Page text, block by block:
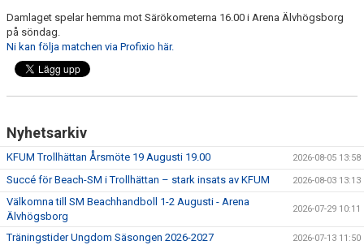
BILDGALLERI
MATCHER
TRÄNINGSTID UNGDOM 2627
SPONSORPAKET
Damlaget spelar hemma mot Särökometerna 16.00 i Arena Älvhögsborg
på söndag.
Ni kan följa matchen via Profixio här.
Nyhetsarkiv
KFUM Trollhättan Årsmöte 19 Augusti 19.00 2026-08-05 13:58
Succé för Beach-SM i Trollhättan – stark insats av KFUM 2026-08-03 13:13
Välkomna till SM Beachhandboll 1-2 Augusti - Arena
Älvhögsborg
2026-07-29 10:11
Träningstider Ungdom Säsongen 2026-2027 2026-07-13 11:50